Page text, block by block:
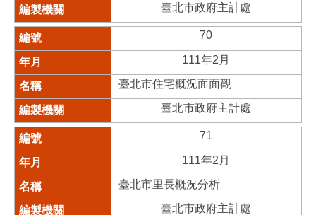
臺北市政府主計處
70
111年2月
臺北市住宅概況面面觀
臺北市政府主計處
71
111年2月
臺北市里長概況分析
臺北市政府主計處